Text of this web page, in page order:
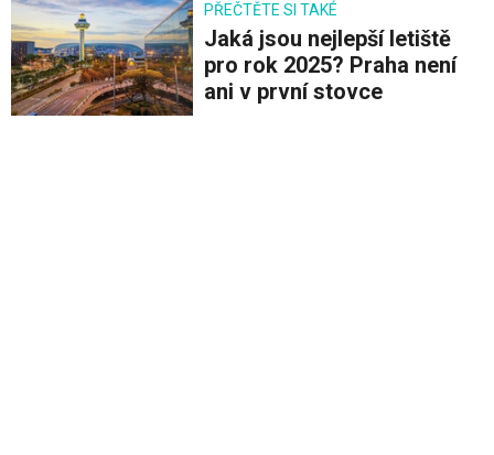
PŘEČTĚTE SI TAKÉ
Jaká jsou nejlepší letiště
pro rok 2025? Praha není
ani v první stovce